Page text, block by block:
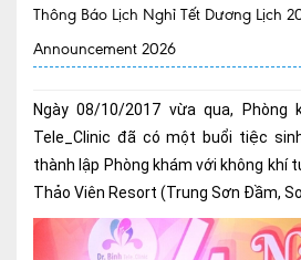
TRANG CHỦ
Quy trình
TIN TỨC
Thông tin y tế
Tin Ưu đãi
Tin sự kiện
Thông Báo Lịch Nghỉ Tết Dương Lịch
Announcement 2026
Ngày 08/10/2017 vừa qua, Phòng
Tele_Clinic đã có một buổi tiệc
thành lập Phòng khám với không khí
Thảo Viên Resort (Trung Sơn Đầm,